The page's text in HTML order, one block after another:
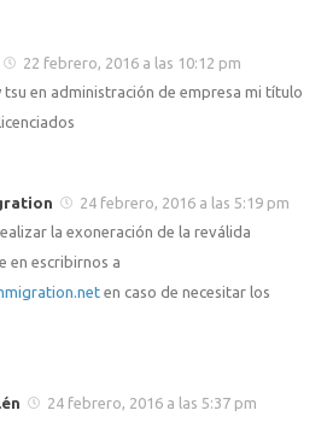
22 febrero, 2016 a las 10:12 pm
tsu en administración de empresa mi título
24 febrero, 2016 a las 5:19 pm
la exoneración de la reválida
en escribirnos a
en caso de necesitar los
24 febrero, 2016 a las 5:37 pm